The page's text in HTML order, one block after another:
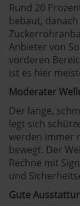
Rund 20
bebaut,
Anbieter von
vorderen
ist es hier
Moderater
Der lange,
legt sich
werden immer
bewegt. Der
Rechne mit
und
Gute